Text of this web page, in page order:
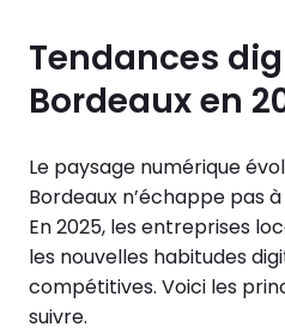
Tendances
Bordeaux en
Le paysage numérique
Bordeaux n’échappe pas
En 2025, les entreprises
les nouvelles habitudes
compétitives. Voici les
suivre.